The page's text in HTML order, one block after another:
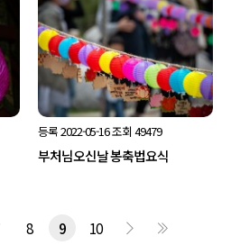
등록2022-05-16조회 49479
부처님오신날 봉축법요식
8 9 10